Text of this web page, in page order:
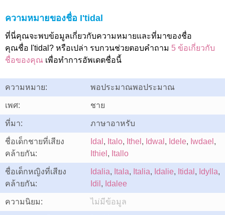
ความหมายของชื่อ I'tidal
ที่นี่คุณจะพบข้อมูลเกี่ยวกับความหมายและที่มาของชื่อ
คุณชื่อ I'tidal? หรือเปล่า รบกวนช่วยตอบคำถาม 5 ข้อเกี่ยวกับ
ชื่อของคุณ เพื่อทำการอัพเดตชื่อนี้
ความหมาย: พอประมาณพอประมาณ
เพศ: ชาย
ที่มา: ภาษาอาหรับ
ชื่อเด็กชายที่เสียง
คล้ายกัน:
Idal , Italo, Ithel , Idwal , Idele, Iwdael ,
Ithiel , Itallo
ชื่อเด็กหญิงที่เสียง
คล้ายกัน:
Idalia, Itala, Italia, Idalie, Itidal , Idylla,
Idil , Idalee
ความนิยม: ไม่มีข้อมูล